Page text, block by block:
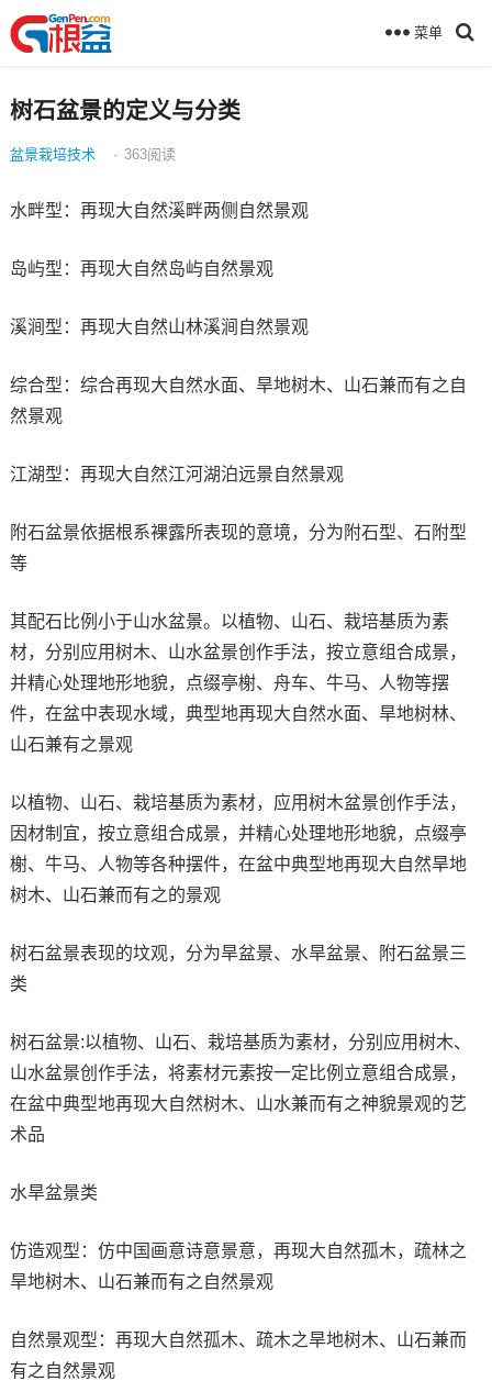
菜单
树石盆景的定义与分类
盆景栽培技术 · 363阅读
水畔型：再现大自然溪畔两侧自然景观
岛屿型：再现大自然岛屿自然景观
溪涧型：再现大自然山林溪涧自然景观
综合型：综合再现大自然水面、旱地树木、山石兼而有之自
然景观
江湖型：再现大自然江河湖泊远景自然景观
附石盆景依据根系裸露所表现的意境，分为附石型、石附型
等
其配石比例小于山水盆景。以植物、山石、栽培基质为素
材，分别应用树木、山水盆景创作手法，按立意组合成景，
并精心处理地形地貌，点缀亭榭、舟车、牛马、人物等摆
件，在盆中表现水域，典型地再现大自然水面、旱地树林、
山石兼有之景观
以植物、山石、栽培基质为素材，应用树木盆景创作手法，
因材制宜，按立意组合成景，并精心处理地形地貌，点缀亭
榭、牛马、人物等各种摆件，在盆中典型地再现大自然旱地
树木、山石兼而有之的景观
树石盆景表现的坟观，分为旱盆景、水旱盆景、附石盆景三
类
树石盆景:以植物、山石、栽培基质为素材，分别应用树木、
山水盆景创作手法，将素材元素按一定比例立意组合成景，
在盆中典型地再现大自然树木、山水兼而有之神貌景观的艺
术品
水旱盆景类
仿造观型：仿中国画意诗意景意，再现大自然孤木，疏林之
旱地树木、山石兼而有之自然景观
自然景观型：再现大自然孤木、疏木之旱地树木、山石兼而
有之自然景观